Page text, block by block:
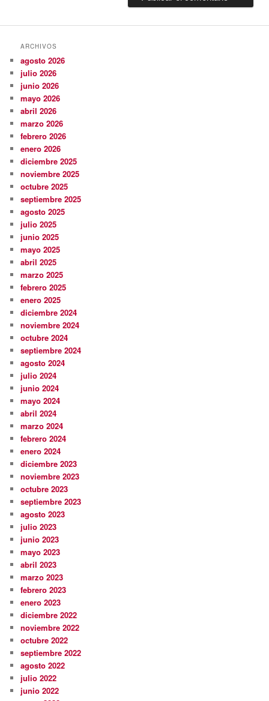
ARCHIVOS
agosto 2026
julio 2026
junio 2026
mayo 2026
abril 2026
marzo 2026
febrero 2026
enero 2026
diciembre 2025
noviembre 2025
octubre 2025
septiembre 2025
agosto 2025
julio 2025
junio 2025
mayo 2025
abril 2025
marzo 2025
febrero 2025
enero 2025
diciembre 2024
noviembre 2024
octubre 2024
septiembre 2024
agosto 2024
julio 2024
junio 2024
mayo 2024
abril 2024
marzo 2024
febrero 2024
enero 2024
diciembre 2023
noviembre 2023
octubre 2023
septiembre 2023
agosto 2023
julio 2023
junio 2023
mayo 2023
abril 2023
marzo 2023
febrero 2023
enero 2023
diciembre 2022
noviembre 2022
octubre 2022
septiembre 2022
agosto 2022
julio 2022
junio 2022